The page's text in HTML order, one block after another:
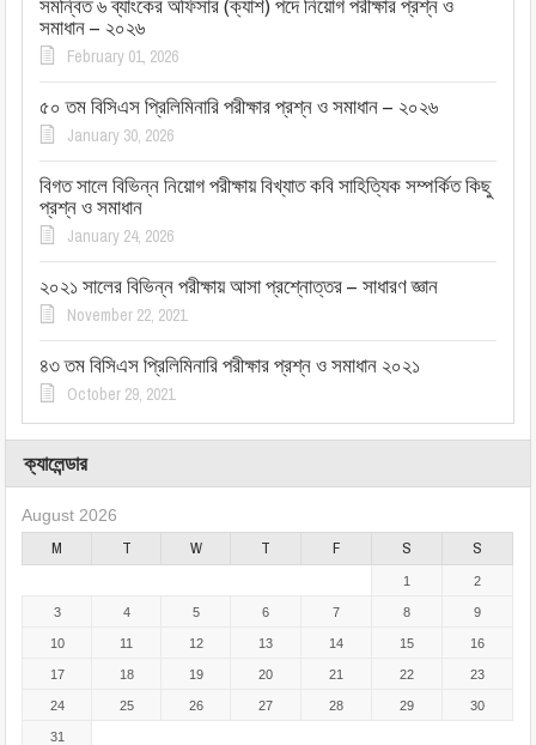
সমাধান – ২০২৬
February 01, 2026
৫০ তম বিসিএস প্রিলিমিনারি পরীক্ষার প্রশ্ন ও সমাধান – ২০২৬
January 30, 2026
বিগত সালে বিভিন্ন নিয়োগ পরীক্ষায় বিখ্যাত কবি সাহিত্যিক সম্পর্কিত কিছু
প্রশ্ন ও সমাধান
January 24, 2026
২০২১ সালের বিভিন্ন পরীক্ষায় আসা প্রশ্নোত্তর – সাধারণ জ্ঞান
November 22, 2021
৪৩ তম বিসিএস প্রিলিমিনারি পরীক্ষার প্রশ্ন ও সমাধান ২০২১
October 29, 2021
ক্যালেন্ডার
August 2026
M T W T F S S
1 2
3 4 5 6 7 8 9
10 11 12 13 14 15 16
17 18 19 20 21 22 23
24 25 26 27 28 29 30
31